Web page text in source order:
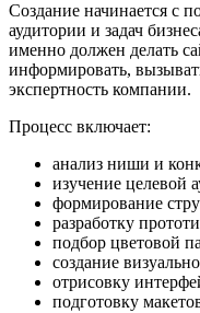
Создание начинается с
аудитории и задач
именно должен делать
информировать,
экспертность компании.
Процесс включает:
анализ ниши и
изучение целевой
формирование
разработку
подбор цветовой
создание
отрисовку
подготовку